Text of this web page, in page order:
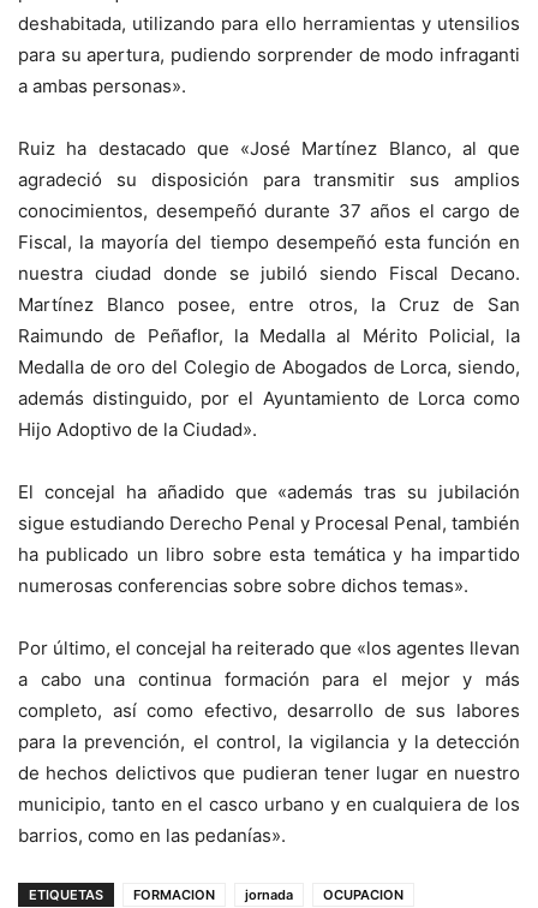
deshabitada, utilizando para ello herramientas y utensilios
para su apertura, pudiendo sorprender de modo infraganti
a ambas personas».
Ruiz ha destacado que «José Martínez Blanco, al que
agradeció su disposición para transmitir sus amplios
conocimientos, desempeñó durante 37 años el cargo de
Fiscal, la mayoría del tiempo desempeñó esta función en
nuestra ciudad donde se jubiló siendo Fiscal Decano.
Martínez Blanco posee, entre otros, la Cruz de San
Raimundo de Peñaflor, la Medalla al Mérito Policial, la
Medalla de oro del Colegio de Abogados de Lorca, siendo,
además distinguido, por el Ayuntamiento de Lorca como
Hijo Adoptivo de la Ciudad».
El concejal ha añadido que «además tras su jubilación
sigue estudiando Derecho Penal y Procesal Penal, también
ha publicado un libro sobre esta temática y ha impartido
numerosas conferencias sobre sobre dichos temas».
Por último, el concejal ha reiterado que «los agentes llevan
a cabo una continua formación para el mejor y más
completo, así como efectivo, desarrollo de sus labores
para la prevención, el control, la vigilancia y la detección
de hechos delictivos que pudieran tener lugar en nuestro
municipio, tanto en el casco urbano y en cualquiera de los
barrios, como en las pedanías».
ETIQUETAS FORMACION jornada
OCUPACION